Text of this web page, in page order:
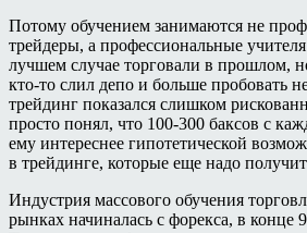
Потому обучением занимаются не
трейдеры, а профессиональные
лучшем случае торговали в прошлом,
кто-то слил депо и больше пробовать
трейдинг показался слишком
просто понял, что 100-300 баксов с
ему интереснее гипотетической
в трейдинге, которые еще надо
Индустрия массового обучения
рынках начиналась с форекса, в конце